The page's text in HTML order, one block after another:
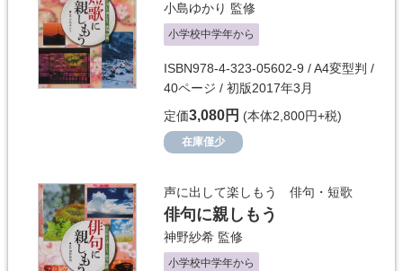
小島ゆかり 監修
小学校中学年から
ISBN978-4-323-05602-9 / A4変型判 /
40ページ / 初版2017年3月
定価3,080円 (本体2,800円+税)
在庫僅少
声に出して楽しもう 俳句・短歌
俳句に親しもう
神野紗希 監修
小学校中学年から